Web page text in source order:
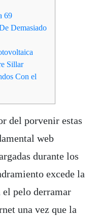
69
Demasiado
Sillar
Con el
del porvenir estas
web
durante los
excede la
el pelo derramar
una vez que la